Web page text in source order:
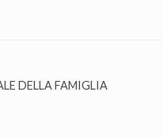
DELLA FAMIGLIA